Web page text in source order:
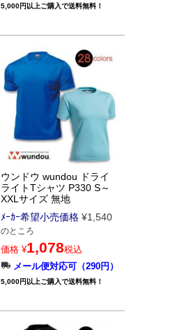
5,000円以上ご購入で送料無料！
ウンドウ wundou ドライ
ライトTシャツ P330 S～
XXLサイズ 無地
ﾒｰｶｰ希望小売価格 ¥1,540
のところ
価格 ¥1,078税込
メール便対応可（290円）
5,000円以上ご購入で送料無料！